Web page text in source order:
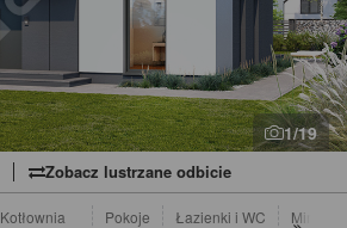
1/19
Zobacz lustrzane odbicie
Kotłownia pokoje łazienki i WC Min.